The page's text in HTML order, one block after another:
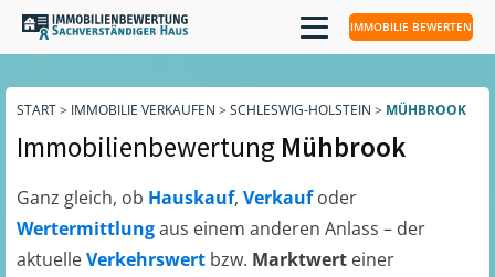
IMMOBILIE BEWERTEN
START> IMMOBILIE VERKAUFEN > SCHLESWIG-HOLSTEIN > MÜHBROOK
Immobilienbewertung Mühbrook
Ganz gleich, ob Hauskauf, Verkaufoder
Wertermittlungaus einem anderen Anlass – der
aktuelleVerkehrswert bzw. Marktwert einer